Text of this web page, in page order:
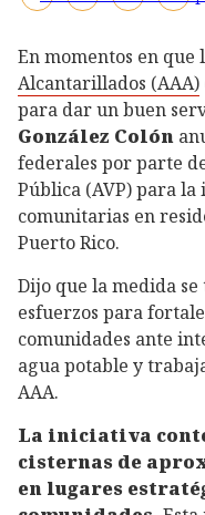
En momentos en que
Alcantarillados (AAA)
para dar un buen
González Colón
federales por parte
Pública (AVP) para
comunitarias en
Puerto Rico.
Dijo que la medida
esfuerzos para
comunidades ante
agua potable y
AAA.
La iniciativa
cisternas de
en lugares